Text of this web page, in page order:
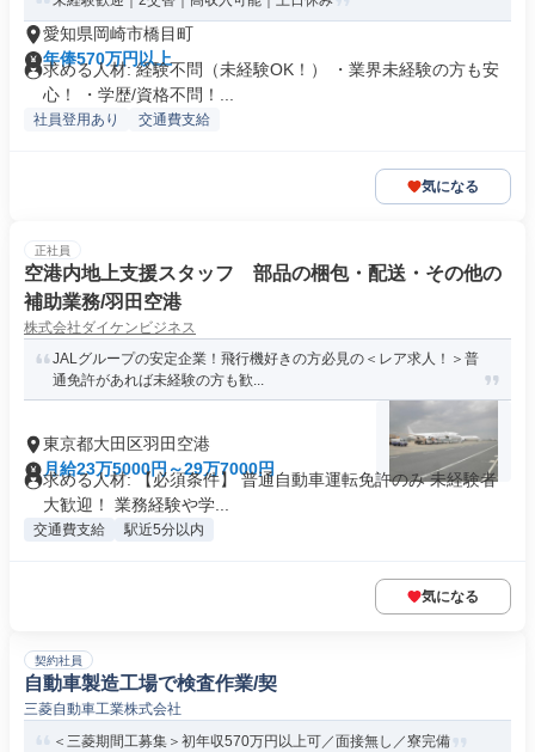
愛知県岡崎市橋目町
年俸570万円以上
求める人材: 経験不問（未経験OK！） ・業界未経験の方も安
心！ ・学歴/資格不問！...
社員登用あり 交通費支給
気になる
正社員
空港内地上支援スタッフ 部品の梱包・配送・その他の
補助業務/羽田空港
株式会社ダイケンビジネス
JALグループの安定企業！飛行機好きの方必見の＜レア求人！＞普
通免許があれば未経験の方も歓...
東京都大田区羽田空港
月給23万5000円～29万7000円
求める人材: 【必須条件】 普通自動車運転免許のみ 未経験者
大歓迎！ 業務経験や学...
交通費支給 駅近5分以内
気になる
契約社員
自動車製造工場で検査作業/契
三菱自動車工業株式会社
＜三菱期間工募集＞初年収570万円以上可／面接無し／寮完備